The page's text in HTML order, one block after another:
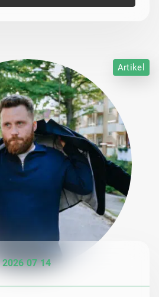
Artikel
2026 07 14